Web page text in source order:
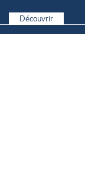
Découvrir